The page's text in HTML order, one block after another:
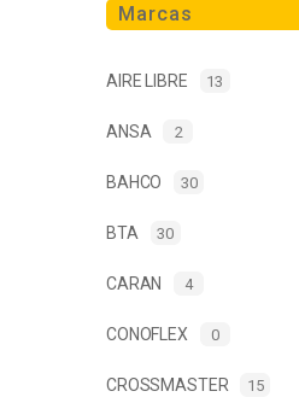
Marcas
AIRE LIBRE 13
ANSA 2
BAHCO 30
BTA 30
CARAN 4
CONOFLEX 0
CROSSMASTER 15